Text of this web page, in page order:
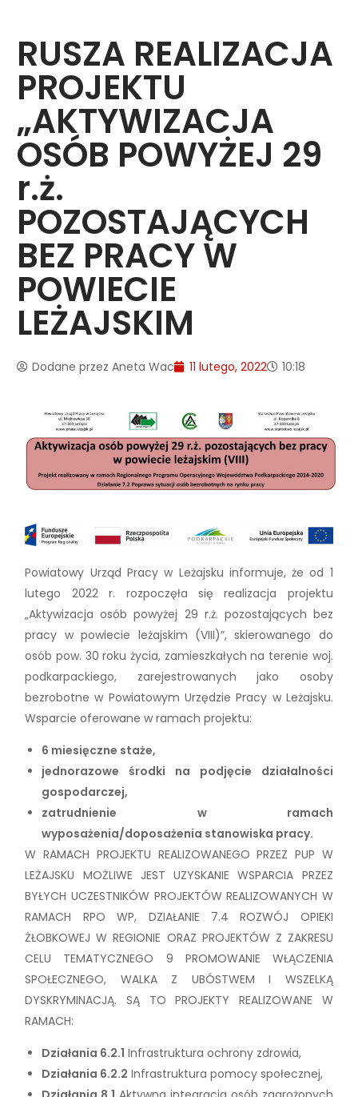
RUSZA REALIZACJA
PROJEKTU
„AKTYWIZACJA
OSÓB POWYŻEJ 29
r.ż.
POZOSTAJĄCYCH
BEZ PRACY W
POWIECIE
LEŻAJSKIM
Dodane przez Aneta Wac 11 lutego, 2022 10:18
Powiatowy Urząd Pracy w Leżajsku informuje, że od 1
lutego 2022 r. rozpoczęła się realizacja projektu
„Aktywizacja osób powyżej 29 r.ż. pozostających bez
pracy w powiecie leżajskim (VIII)”, skierowanego do
osób pow. 30 roku życia, zamieszkałych na terenie woj.
podkarpackiego, zarejestrowanych jako osoby
bezrobotne w Powiatowym Urzędzie Pracy w Leżajsku.
Wsparcie oferowane w ramach projektu:
6 miesięczne staże,
jednorazowe środki na podjęcie działalności
gospodarczej,
zatrudnienie w ramach
wyposażenia/doposażenia stanowiska pracy.
W RAMACH PROJEKTU REALIZOWANEGO PRZEZ PUP W
LEŻAJSKU MOŻLIWE JEST UZYSKANIE WSPARCIA PRZEZ
BYŁYCH UCZESTNIKÓW PROJEKTÓW REALIZOWANYCH W
RAMACH RPO WP, DZIAŁANIE 7.4 ROZWÓJ OPIEKI
ŻŁOBKOWEJ W REGIONIE ORAZ PROJEKTÓW Z ZAKRESU
CELU TEMATYCZNEGO 9 PROMOWANIE WŁĄCZENIA
SPOŁECZNEGO, WALKA Z UBÓSTWEM I WSZELKĄ
DYSKRYMINACJĄ. SĄ TO PROJEKTY REALIZOWANE W
RAMACH:
Działania 6.2.1 Infrastruktura ochrony zdrowia,
Działania 6.2.2 Infrastruktura pomocy społecznej,